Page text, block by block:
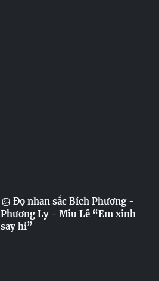
Đọ nhan sắc Bích Phương -
Phương Ly - Miu Lê “Em xinh
say hi”